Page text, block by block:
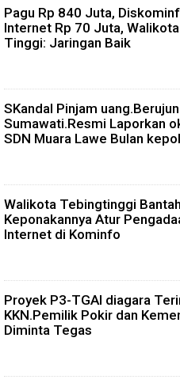
Pagu Rp 840 Juta,
Internet Rp 70 Juta,
Tinggi: Jaringan Baik
SKandal Pinjam
Sumawati.Resmi Laporkan
SDN Muara Lawe Bulan
Walikota Tebingtinggi
Keponakannya Atur
Internet di Kominfo
Proyek P3-TGAI diagara
KKN.Pemilik Pokir dan
Diminta Tegas